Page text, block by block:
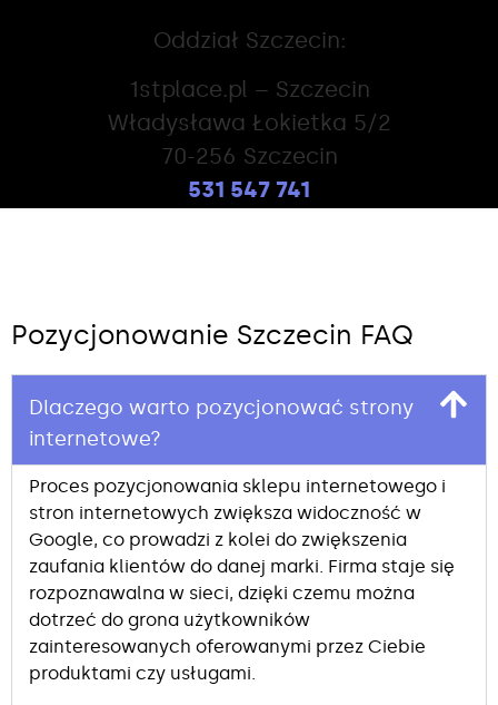
Oddział Szczecin:
1stplace.pl – Szczecin
Władysława Łokietka 5/2
70-256 Szczecin
531 547 741
Pozycjonowanie Szczecin FAQ
Dlaczego warto pozycjonować strony
internetowe?
Proces pozycjonowania sklepu internetowego i
stron internetowych zwiększa widoczność w
Google, co prowadzi z kolei do zwiększenia
zaufania klientów do danej marki. Firma staje się
rozpoznawalna w sieci, dzięki czemu można
dotrzeć do grona użytkowników
zainteresowanych oferowanymi przez Ciebie
produktami czy usługami.